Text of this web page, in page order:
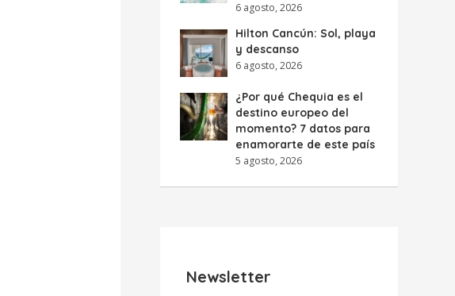
6 agosto, 2026
Hilton Cancún: Sol, playa
y descanso
6 agosto, 2026
¿Por qué Chequia es el
destino europeo del
momento? 7 datos para
enamorarte de este país
5 agosto, 2026
Newsletter